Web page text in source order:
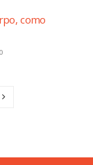
como
0